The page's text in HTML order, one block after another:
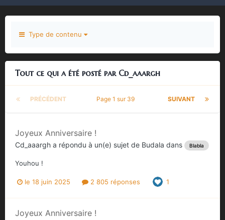
Type de contenu
Tout ce qui a été posté par Cd_aaargh
PRÉCÉDENT SUIVANT
Page 1 sur 39
Joyeux Anniversaire !
Cd_aaargh a répondu à un(e) sujet de Budala dans Blabla
Youhou !
le 18 juin 2025 2 805 réponses 1
Joyeux Anniversaire !